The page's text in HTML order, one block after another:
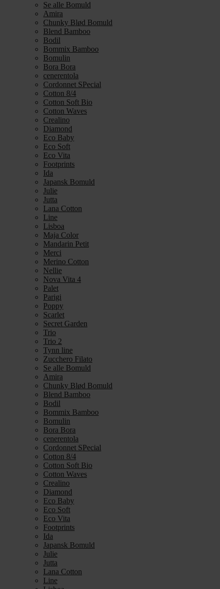
Se alle Bomuld
Amira
Chunky Blød Bomuld
Blend Bamboo
Bodil
Bommix Bamboo
Bomulin
Bora Bora
cenerentola
Cordonnet SPecial
Cotton 8/4
Cotton Soft Bio
Cotton Waves
Crealino
Diamond
Eco Baby
Eco Soft
Eco Vita
Footprints
Ida
Japansk Bomuld
Julie
Jutta
Lana Cotton
Line
Lisboa
Maja Color
Mandarin Petit
Merci
Merino Cotton
Nellie
Nova Vita 4
Palet
Parigi
Poppy
Scarlet
Secret Garden
Trio
Trio 2
Tynn line
Zucchero Filato
Se alle Bomuld
Amira
Chunky Blød Bomuld
Blend Bamboo
Bodil
Bommix Bamboo
Bomulin
Bora Bora
cenerentola
Cordonnet SPecial
Cotton 8/4
Cotton Soft Bio
Cotton Waves
Crealino
Diamond
Eco Baby
Eco Soft
Eco Vita
Footprints
Ida
Japansk Bomuld
Julie
Jutta
Lana Cotton
Line